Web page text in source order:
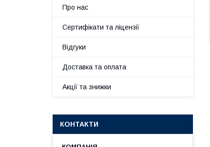
Про нас
Сертифікати та ліцензії
Відгуки
Доставка та оплата
Акції та знижки
КОНТАКТИ